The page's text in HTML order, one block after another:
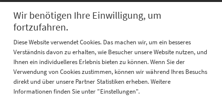
RALMO - FBA complete
RALMO - UBS Unterbausystem
Katalog
Referenzen
Prüfungen
Wir benötigen Ihre Einwilligung, um
fortzufahren.
Diese Website verwendet Cookies. Das machen wir, um ein besseres
Verständnis davon zu erhalten, wie Besucher unsere Website nutzen, und
Ihnen ein individuelleres Erlebnis bieten zu können. Wenn Sie der
Verwendung von Cookies zustimmen, können wir während Ihres Besuchs
direkt und über unsere Partner Statistiken erheben. Weitere
Informationen finden Sie unter "Einstellungen".